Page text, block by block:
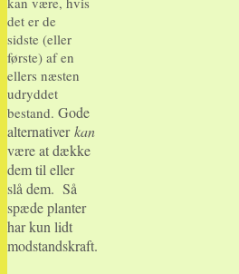
det er de
sidste (eller
første) af en
ellers næsten
udryddet
bestand. Gode
alternativerkan
være at dække
dem til eller
slå dem. Så
spæde planter
har kun lidt
modstandskraft.